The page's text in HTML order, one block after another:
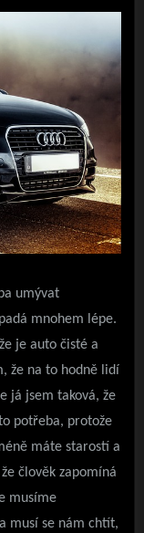
umývat
mnohem lépe.
je auto čisté a
že na to hodně lidí
já jsem taková, že
potřeba, protože
máte starostí a
člověk zapomíná
musíme
musí se nám chtít,